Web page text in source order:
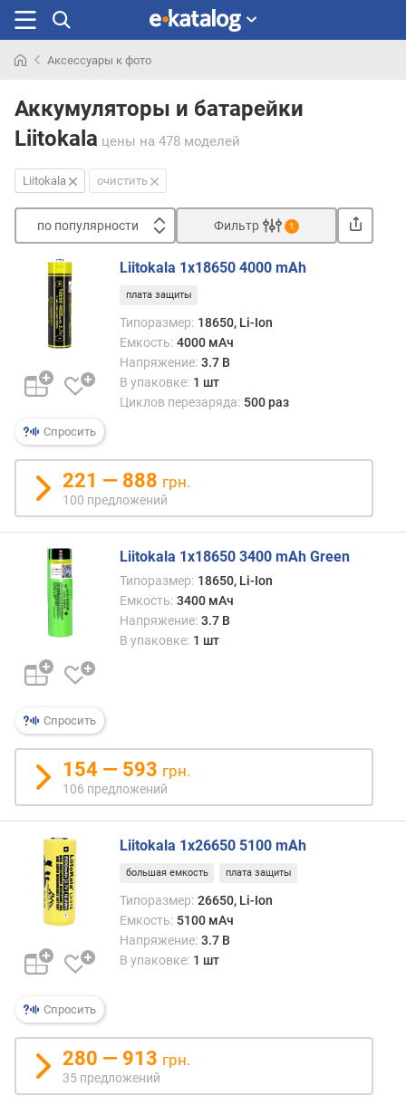
раньше
Аксессуары к фото
Аккумуляторы и батарейки
Liitokala цены на 478 моделей
Liitokala очистить
по популярности
п
о
п
у
л
р
н
с
о
д
ш
е
в
х
к
д
о
р
о
м
о
т
о
г
и
х
к
д
Фильтр 1
Спросить
Liitokala 1x18650 4000 mAh
плата защиты
Типоразмер: 18650, Li-Ion
Емкость: 4000 мАч
Напряжение: 3.7 В
В упаковке: 1 шт
Циклов перезаряда: 500 раз
221 — 888 грн.
100 предложений
Спросить
Liitokala 1x18650 3400 mAh Green
Типоразмер: 18650, Li-Ion
Емкость: 3400 мАч
Напряжение: 3.7 В
В упаковке: 1 шт
154 — 593 грн.
106 предложений
Спросить
Liitokala 1x26650 5100 mAh
большая емкость плата защиты
Типоразмер: 26650, Li-Ion
Емкость: 5100 мАч
Напряжение: 3.7 В
В упаковке: 1 шт
280 — 913 грн.
35 предложений